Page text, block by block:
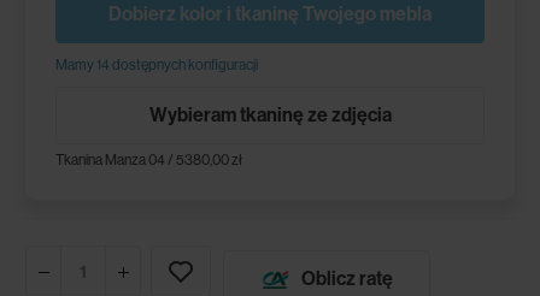
Dobierz kolor i tkaninę Twojego mebla
Mamy 14 dostępnych konfiguracji
Wybieram tkaninę ze zdjęcia
Tkanina Manza 04 / 5380,00 zł
Oblicz ratę